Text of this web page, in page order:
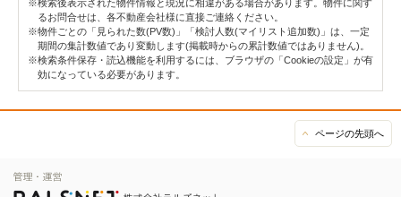
※検索後表示された物件情報と現況に相違がある場合があります。物件に関す
るお問合せは、各不動産会社様に直接ご連絡ください。
※物件ごとの「見られた数(PV数)」「検討人数(マイリスト追加数)」は、一定
期間の集計数値であり変動します(掲載時からの累計数値ではありません)。
※検索条件保存・読込機能を利用するには、ブラウザの「Cookieの設定」が有
効になっている必要があります。
ページの先頭へ